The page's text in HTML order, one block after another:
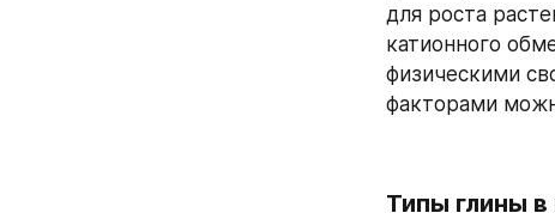
для роста
катионного
физическими
факторами
Типы глины в